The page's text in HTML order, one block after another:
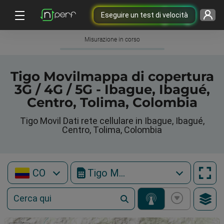
Eseguire un test di velocità
Misurazione in corso
Tigo Movilmappa di copertura
3G / 4G / 5G - Ibague, Ibagué,
Centro, Tolima, Colombia
Tigo Movil Dati rete cellulare in Ibague, Ibagué,
Centro, Tolima, Colombia
CO Tigo Movil